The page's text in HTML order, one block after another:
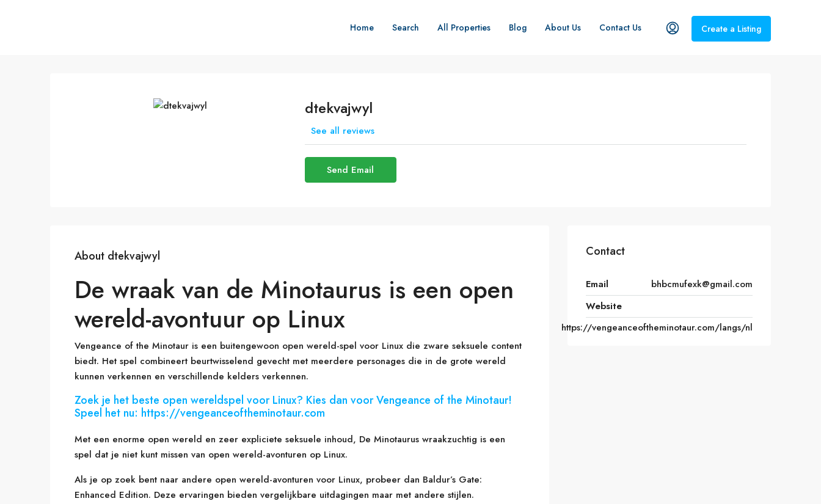
Home Search All Properties Blog About Us Contact Us Create a Listing
dtekvajwyl
See all reviews
Send Email
About dtekvajwyl
De wraak van de Minotaurus is een open
wereld-avontuur op Linux
Vengeance of the Minotaur is een buitengewoon open wereld-spel voor Linux die zware seksuele content
biedt. Het spel combineert beurtwisselend gevecht met meerdere personages die in de grote wereld
kunnen verkennen en verschillende kelders verkennen.
Zoek je het beste open wereldspel voor Linux? Kies dan voor Vengeance of the Minotaur!
Speel het nu: https://vengeanceoftheminotaur.com
Met een enorme open wereld en zeer expliciete seksuele inhoud, De Minotaurus wraakzuchtig is een
spel dat je niet kunt missen van open wereld-avonturen op Linux.
Als je op zoek bent naar andere open wereld-avonturen voor Linux, probeer dan Baldur’s Gate:
Enhanced Edition. Deze ervaringen bieden vergelijkbare uitdagingen maar met andere stijlen.
Contact
Email
bhbcmufexk@gmail.com
Website
https://vengeanceoftheminotaur.com/langs/nl